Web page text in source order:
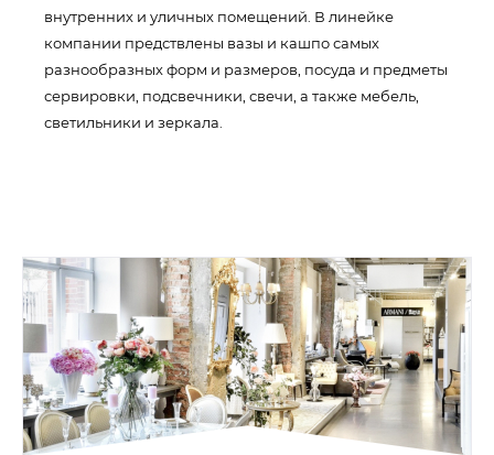
внутренних и уличных помещений. В линейке
компании предствлены вазы и кашпо самых
разнообразных форм и размеров, посуда и предметы
сервировки, подсвечники, свечи, а также мебель,
светильники и зеркала.